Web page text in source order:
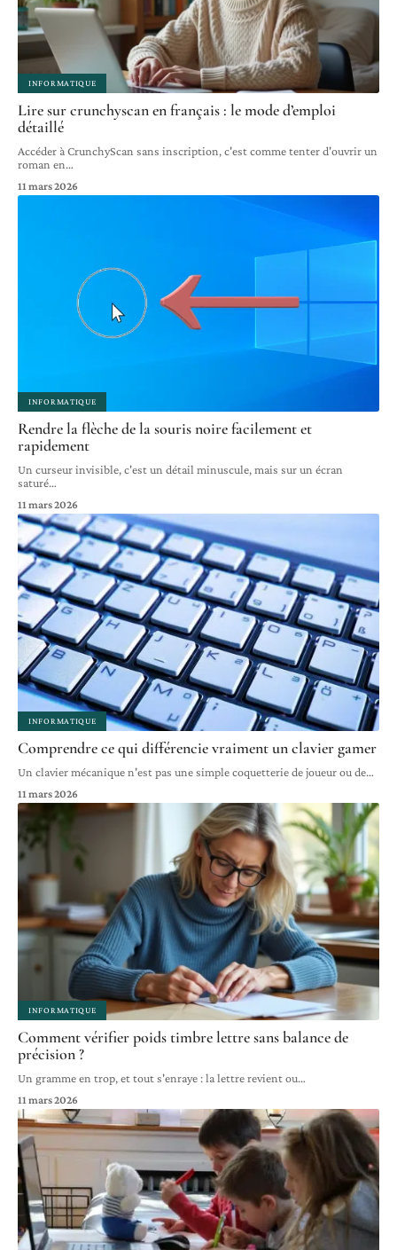
INFORMATIQUE
Lire sur crunchyscan en français : le mode d’emploi
détaillé
Accéder à CrunchyScan sans inscription, c'est comme tenter d'ouvrir un
roman en…
11 mars 2026
INFORMATIQUE
Rendre la flèche de la souris noire facilement et
rapidement
Un curseur invisible, c'est un détail minuscule, mais sur un écran
saturé…
11 mars 2026
INFORMATIQUE
Comprendre ce qui différencie vraiment un clavier gamer
Un clavier mécanique n'est pas une simple coquetterie de joueur ou de…
11 mars 2026
INFORMATIQUE
Comment vérifier poids timbre lettre sans balance de
précision ?
Un gramme en trop, et tout s'enraye : la lettre revient ou…
11 mars 2026